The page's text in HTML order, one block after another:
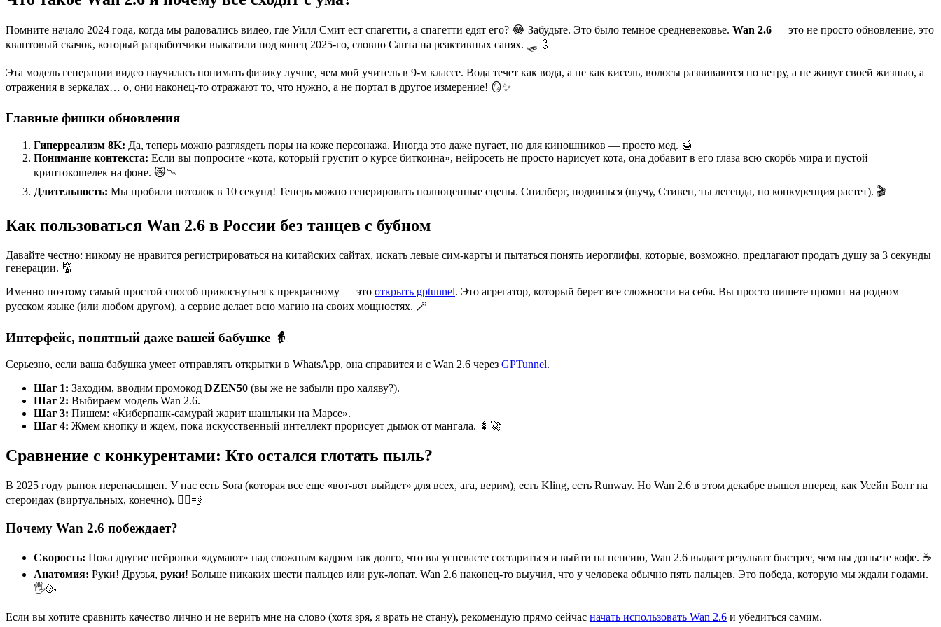
Помните начало 2024 года, когда мы радовались видео, где Уилл Смит ест спагетти, а спагетти едят его? 😂 Забудьте. Это было темное средневековье. Wan 2.6 — это не просто обновление, это
квантовый скачок, который разработчики выкатили под конец 2025-го, словно Санта на реактивных санях. 🛷💨
Эта модель генерации видео научилась понимать физику лучше, чем мой учитель в 9-м классе. Вода течет как вода, а не как кисель, волосы развиваются по ветру, а не живут своей жизнью, а
отражения в зеркалах… о, они наконец-то отражают то, что нужно, а не портал в другое измерение! 🪞✨
Главные фишки обновления
Гиперреализм 8K: Да, теперь можно разглядеть поры на коже персонажа. Иногда это даже пугает, но для киношников — просто мед. 🍯
Понимание контекста: Если вы попросите «кота, который грустит о курсе биткоина», нейросеть не просто нарисует кота, она добавит в его глаза всю скорбь мира и пустой
криптокошелек на фоне. 😿📉
Длительность: Мы пробили потолок в 10 секунд! Теперь можно генерировать полноценные сцены. Спилберг, подвинься (шучу, Стивен, ты легенда, но конкуренция растет). 🎬
Как пользоваться Wan 2.6 в России без танцев с бубном
Давайте честно: никому не нравится регистрироваться на китайских сайтах, искать левые сим-карты и пытаться понять иероглифы, которые, возможно, предлагают продать душу за 3 секунды
генерации. 👹
Именно поэтому самый простой способ прикоснуться к прекрасному — это открыть gptunnel. Это агрегатор, который берет все сложности на себя. Вы просто пишете промпт на родном
русском языке (или любом другом), а сервис делает всю магию на своих мощностях. 🪄
Интерфейс, понятный даже вашей бабушке 👵
Серьезно, если ваша бабушка умеет отправлять открытки в WhatsApp, она справится и с Wan 2.6 через GPTunnel.
Шаг 1: Заходим, вводим промокод DZEN50 (вы же не забыли про халяву?).
Шаг 2: Выбираем модель Wan 2.6.
Шаг 3: Пишем: «Киберпанк-самурай жарит шашлыки на Марсе».
Шаг 4: Жмем кнопку и ждем, пока искусственный интеллект прорисует дымок от мангала. 🍢🚀
Сравнение с конкурентами: Кто остался глотать пыль?
В 2025 году рынок перенасыщен. У нас есть Sora (которая все еще «вот-вот выйдет» для всех, ага, верим), есть Kling, есть Runway. Но Wan 2.6 в этом декабре вышел вперед, как Усейн Болт на
стероидах (виртуальных, конечно). 🏃‍♂️💨
Почему Wan 2.6 побеждает?
Скорость: Пока другие нейронки «думают» над сложным кадром так долго, что вы успеваете состариться и выйти на пенсию, Wan 2.6 выдает результат быстрее, чем вы допьете кофе. ☕️
Анатомия: Руки! Друзья, руки! Больше никаких шести пальцев или рук-лопат. Wan 2.6 наконец-то выучил, что у человека обычно пять пальцев. Это победа, которую мы ждали годами.
🖐️🥳
Если вы хотите сравнить качество лично и не верить мне на слово (хотя зря, я врать не стану), рекомендую прямо сейчас начать использовать Wan 2.6 и убедиться самим.